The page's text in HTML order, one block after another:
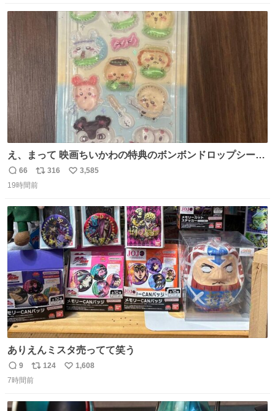
数
え、まって 映画ちいかわの特典のボンボンドロップシール
返
信
66
リ
ポ
ト
数
316
い
数
3,585
19時間前
ありえんミスタ売ってて笑う
返
信
9
リ
ポ
124
い
1,608
7時間前